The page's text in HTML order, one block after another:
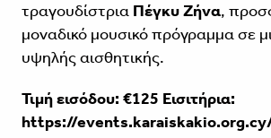
τραγουδίστρια Πέγκυ Ζήνα,
μοναδικό μουσικό πρόγραμμα σε
υψηλής αισθητικής.
Τιμή εισόδου: €125 Εισιτήρια:
https://